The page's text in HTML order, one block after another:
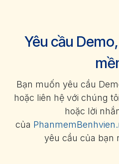
Yêu cầu
Bạn muốn yêu cầu
hoặc liên hệ với chúng
hoặc lời
của
yêu cầu của bạn